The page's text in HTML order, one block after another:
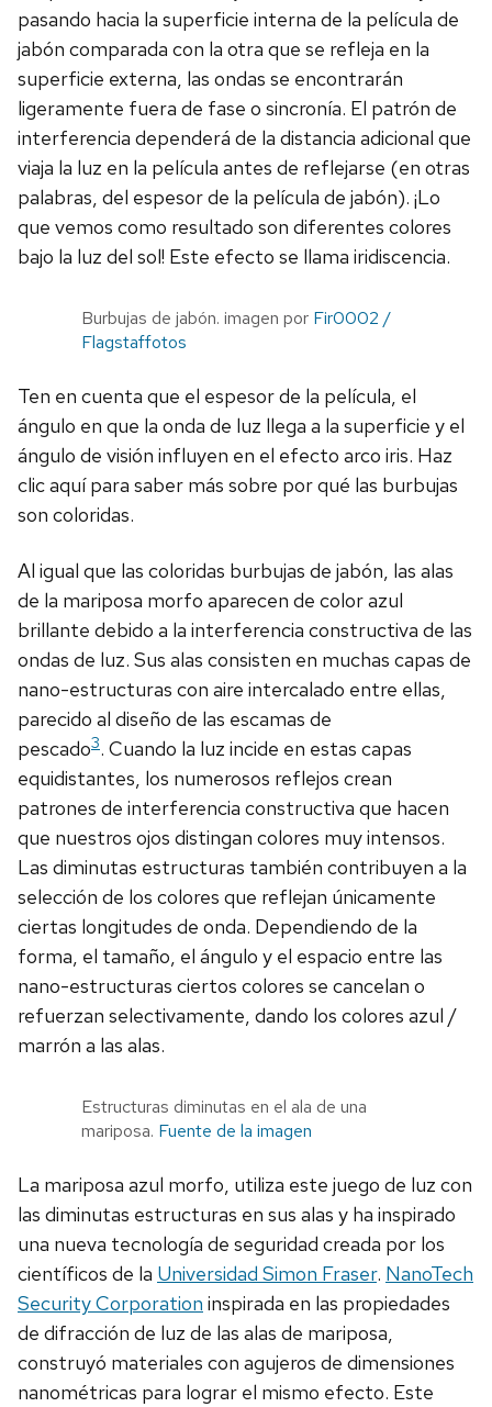
pasando hacia la superficie interna de la película de
jabón comparada con la otra que se refleja en la
superficie externa, las ondas se encontrarán
ligeramente fuera de fase o sincronía. El patrón de
interferencia dependerá de la distancia adicional que
viaja la luz en la película antes de reflejarse (en otras
palabras, del espesor de la película de jabón). ¡Lo
que vemos como resultado son diferentes colores
bajo la luz del sol! Este efecto se llama iridiscencia.
Burbujas de jabón. imagen por Fir0002 /
Flagstaffotos
Ten en cuenta que el espesor de la película, el
ángulo en que la onda de luz llega a la superficie y el
ángulo de visión influyen en el efecto arco iris. Haz
clic aquí para saber más sobre por qué las burbujas
son coloridas.
Al igual que las coloridas burbujas de jabón, las alas
de la mariposa morfo aparecen de color azul
brillante debido a la interferencia constructiva de las
ondas de luz. Sus alas consisten en muchas capas de
nano-estructuras con aire intercalado entre ellas,
parecido al diseño de las escamas de
pescado3. Cuando la luz incide en estas capas
equidistantes, los numerosos reflejos crean
patrones de interferencia constructiva que hacen
que nuestros ojos distingan colores muy intensos.
Las diminutas estructuras también contribuyen a la
selección de los colores que reflejan únicamente
ciertas longitudes de onda. Dependiendo de la
forma, el tamaño, el ángulo y el espacio entre las
nano-estructuras ciertos colores se cancelan o
refuerzan selectivamente, dando los colores azul /
marrón a las alas.
Estructuras diminutas en el ala de una
mariposa. Fuente de la imagen
La mariposa azul morfo, utiliza este juego de luz con
las diminutas estructuras en sus alas y ha inspirado
una nueva tecnología de seguridad creada por los
científicos de la Universidad Simon Fraser. NanoTech
Security Corporation inspirada en las propiedades
de difracción de luz de las alas de mariposa,
construyó materiales con agujeros de dimensiones
nanométricas para lograr el mismo efecto. Este